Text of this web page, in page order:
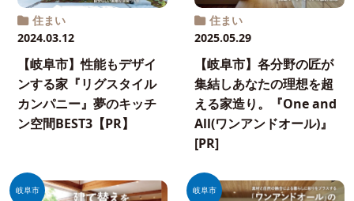
住まい
2024.03.12
【岐阜市】性能もデザイ
ンする家『リグスタイル
カンパニー』夢のキッチ
ン空間BEST3【PR】
住まい
2025.05.29
【岐阜市】各分野の匠が
集結しあなたの理想を超
える家造り。『One and
All(ワンアンドオール)』
[PR]
岐阜市 岐阜市